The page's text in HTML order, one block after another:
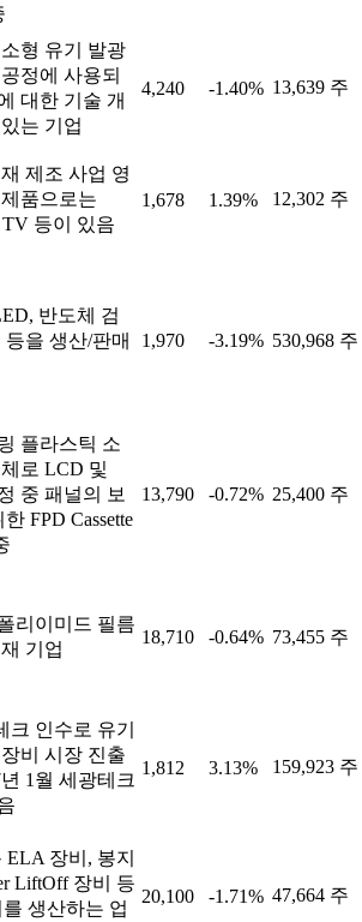
형 유기 발광
정에 사용되
대한 기술 개
는 기업
4,240 -1.40% 13,639 주
제조 사업 영
품으로는
등이 있음
1,678 1.39% 12,302 주
반도체 검
을 생산/판매
1,970 -3.19% 530,968 주
플라스틱 소
로 LCD 및
중 패널의 보
FPD Cassette
13,790 -0.72% 25,400 주
리이미드 필름
기업
18,710 -0.64% 73,455 주
크 인수로 유기
비 시장 진출
1월 세광테크
1,812 3.13% 159,923 주
장비, 봉지
LiftOff 장비 등
생산하는 업
20,100 -1.71% 47,664 주